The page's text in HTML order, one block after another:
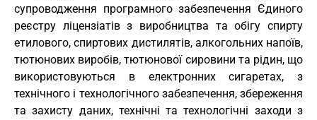
супроводження програмного забезпечення Єдиного
реєстру ліцензіатів з виробництва та обігу спирту
етилового, спиртових дистилятів, алкогольних напоїв,
тютюнових виробів, тютюнової сировини та рідин, що
використовуються в електронних сигаретах, з
технічного і технологічного забезпечення, збереження
та захисту даних, технічні та технологічні заходи з